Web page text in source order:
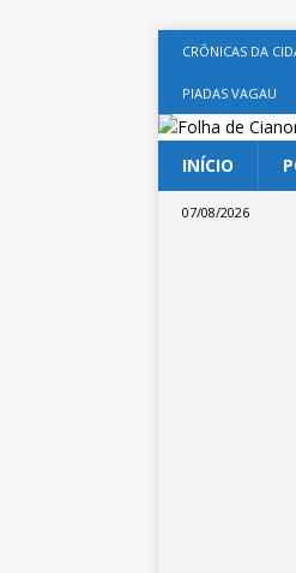
CRÔNICAS DA
PIADAS VAGAU
INÍCIO
07/08/2026